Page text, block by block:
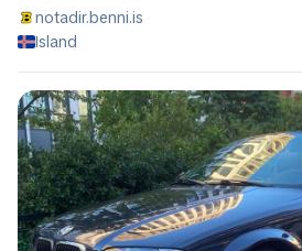
notadir.benni.is
Island